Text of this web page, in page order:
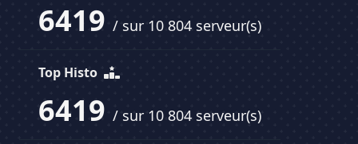
6419 / sur 10 804 serveur(s)
Top Histo
6419 / sur 10 804 serveur(s)